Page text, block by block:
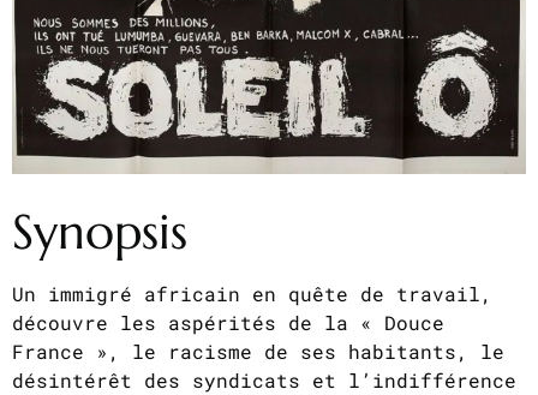
Synopsis
Un immigré africain en quête de travail,
découvre les aspérités de la « Douce
France », le racisme de ses habitants, le
désintérêt des syndicats et l’indifférence